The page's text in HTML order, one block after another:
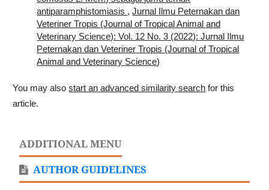
antiparamphistomiasis ,Jurnal Ilmu Peternakan dan
Veteriner Tropis (Journal of Tropical Animal and
Veterinary Science): Vol. 12 No. 3 (2022): Jurnal Ilmu
Peternakan dan Veteriner Tropis (Journal of Tropical
Animal and Veterinary Science)
You may alsostart an advanced similarity search for this
article.
ADDITIONAL MENU
AUTHOR GUIDELINES